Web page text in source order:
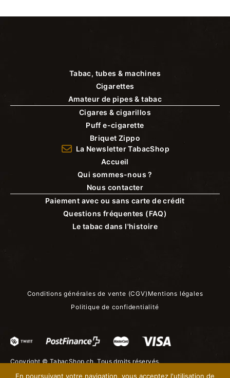
Tabac, tubes & machines
Cigarettes
Amateur de pipes & tabac
Cigares & cigarillos
Puff e-cigarette
Briquet Zippo
La Newsletter TabacShop
Accueil
Qui sommes-nous ?
Nous contacter
Paiement avec ou sans carte de crédit
Questions fréquentes (FAQ)
Le tabac dans l'histoire
Conditions générales de vente (CGV) Mentions légales
Politique de confidentialité
Copyright ©TabacShop.ch. Tous droits réservés.
En poursuivant votre navigation, vous acceptez l'utilisation de